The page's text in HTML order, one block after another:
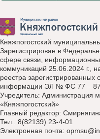
Княжпогостский
Зарегистрирован в
сфере связи,
коммуникаций 25.06.2024 г.,
реестра зарегистрированных
информации ЭЛ № ФС 77 –
Учредитель: Администрация
«Княжпогостский»
Главный редактор:
Тел.: 8(82139) 23-4-01
Электронная почта: